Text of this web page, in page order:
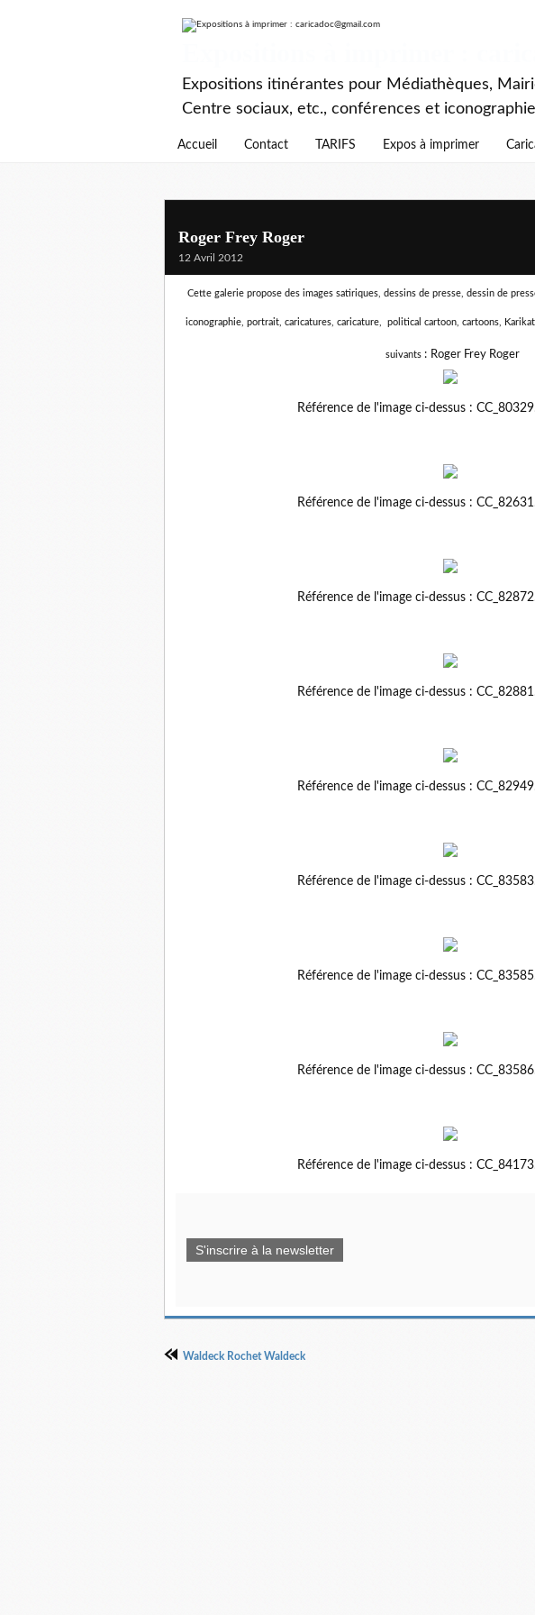
Expositions itinérantes pour Médiathèques,
Centre sociaux, etc., conférences et
Accueil Contact TARIFS Expos à imprimer
Roger Frey Roger
12 Avril 2012
Cette galerie propose des images satiriques, dessins de presse, dessin de
iconographie, portrait, caricatures, caricature, political cartoon, cartoons,
suivants: Roger Frey Roger
Référence de l'image ci-dessus :
Référence de l'image ci-dessus :
Référence de l'image ci-dessus :
Référence de l'image ci-dessus :
Référence de l'image ci-dessus :
Référence de l'image ci-dessus :
Référence de l'image ci-dessus :
Référence de l'image ci-dessus :
Référence de l'image ci-dessus :
S'inscrire à la newsletter
Waldeck Rochet Waldeck